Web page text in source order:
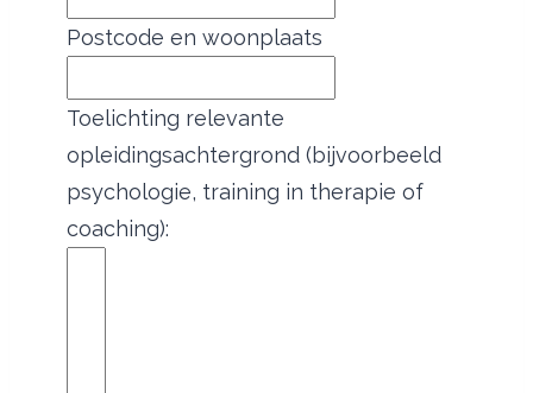
Postcode en woonplaats
Toelichting relevante
opleidingsachtergrond (bijvoorbeeld
psychologie, training in therapie of
coaching):